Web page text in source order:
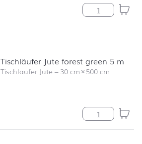
Tischläufer
Tischläufer Jute forest green 5 m
Tischläufer Jute –30 cm×500 cm
Tischläufer